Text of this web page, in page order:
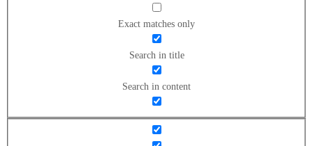
Exact matches only
Search in title
Search in content